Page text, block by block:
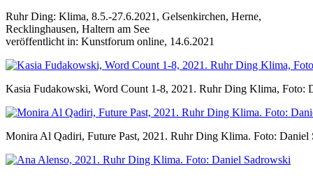
Ruhr Ding: Klima, 8.5.-27.6.2021, Gelsenkirchen, Herne,
Recklinghausen, Haltern am See
veröffentlicht in: Kunstforum online, 14.6.2021
Kasia Fudakowski, Word Count 1-8, 2021. Ruhr Ding Klima, Foto:
Monira Al Qadiri, Future Past, 2021. Ruhr Ding Klima. Foto: Daniel